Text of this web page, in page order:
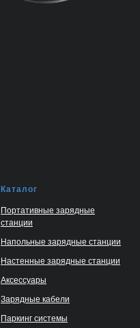
Каталог
Портативные зарядные
станции
Напольные зарядные станции
Настенные зарядные станции
Аксессуары
Зарядные кабели
Паркинг системы